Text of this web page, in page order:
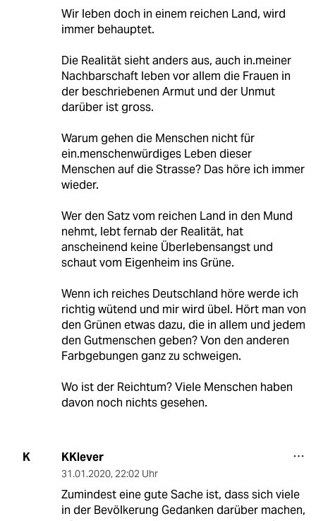
Wir leben doch in einem reichen Land, wird
immer behauptet.
Die Realität sieht anders aus, auch in.meiner
Nachbarschaft leben vor allem die Frauen in
der beschriebenen Armut und der Unmut
darüber ist gross.
Warum gehen die Menschen nicht für
ein.menschenwürdiges Leben dieser
Menschen auf die Strasse? Das höre ich immer
wieder.
Wer den Satz vom reichen Land in den Mund
nehmt, lebt fernab der Realität, hat
anscheinend keine Überlebensangst und
schaut vom Eigenheim ins Grüne.
Wenn ich reiches Deutschland höre werde ich
richtig wütend und mir wird übel. Hört man von
den Grünen etwas dazu, die in allem und jedem
den Gutmenschen geben? Von den anderen
Farbgebungen ganz zu schweigen.
Wo ist der Reichtum? Viele Menschen haben
davon noch nichts gesehen.
K KKlever
31.01.2020, 22:02 Uhr
Zumindest eine gute Sache ist, dass sich viele
in der Bevölkerung Gedanken darüber machen,